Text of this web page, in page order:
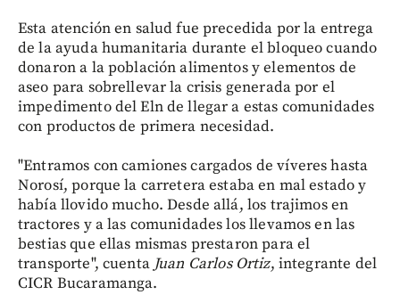
Esta atención en salud fue precedida por la entrega
de la ayuda humanitaria durante el bloqueo cuando
donaron a la población alimentos y elementos de
aseo para sobrellevar la crisis generada por el
impedimento del Eln de llegar a estas comunidades
con productos de primera necesidad.
"Entramos con camiones cargados de víveres hasta
Norosí, porque la carretera estaba en mal estado y
había llovido mucho. Desde allá, los trajimos en
tractores y a las comunidades los llevamos en las
bestias que ellas mismas prestaron para el
transporte", cuentaJuan Carlos Ortiz, integrante del
CICR Bucaramanga.